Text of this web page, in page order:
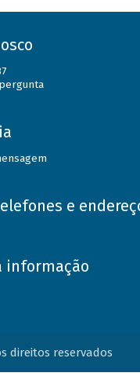
e
informação
direitos reservados